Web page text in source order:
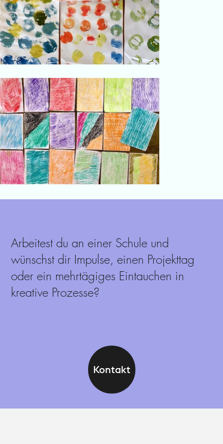
Arbeitest du an einer Schule und
wünschst dir Impulse, einen Projekttag
oder ein mehrtägiges Eintauchen in
kreative Prozesse?
Kontakt